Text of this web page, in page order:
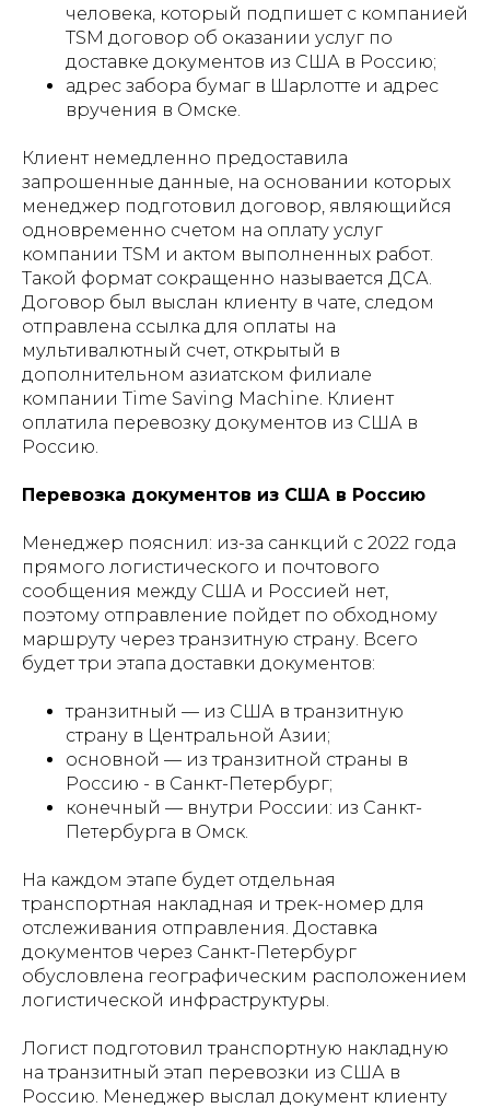
человека, который подпишет с компанией
TSM договор об оказании услуг по
доставке документов из США в Россию;
адрес забора бумаг в Шарлотте и адрес
вручения в Омске.
Клиент немедленно предоставила
запрошенные данные, на основании которых
менеджер подготовил договор, являющийся
одновременно счетом на оплату услуг
компании TSM и актом выполненных работ.
Такой формат сокращенно называется ДСА.
Договор был выслан клиенту в чате, следом
отправлена ссылка для оплаты на
мультивалютный счет, открытый в
дополнительном азиатском филиале
компании Time Saving Machine. Клиент
оплатила перевозку документов из США в
Россию.
Перевозка документов из США в Россию
Менеджер пояснил: из-за санкций с 2022 года
прямого логистического и почтового
сообщения между США и Россией нет,
поэтому отправление пойдет по обходному
маршруту через транзитную страну. Всего
будет три этапа доставки документов:
транзитный — из США в транзитную
страну в Центральной Азии;
основной — из транзитной страны в
Россию - в Санкт-Петербург;
конечный — внутри России: из Санкт-
Петербурга в Омск.
На каждом этапе будет отдельная
транспортная накладная и трек-номер для
отслеживания отправления. Доставка
документов через Санкт-Петербург
обусловлена географическим расположением
логистической инфраструктуры.
Логист подготовил транспортную накладную
на транзитный этап перевозки из США в
Россию. Менеджер выслал документ клиенту